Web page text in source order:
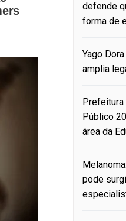
defende
forma de
Yago
amplia
Prefeitura
Público
área da
pode